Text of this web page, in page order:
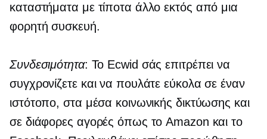
καταστήματα με τίποτα άλλο εκτός από μια
φορητή συσκευή.
Συνδεσιμότητα: Το Ecwid σάς επιτρέπει να
συγχρονίζετε και να πουλάτε εύκολα σε έναν
ιστότοπο, στα μέσα κοινωνικής δικτύωσης και
σε διάφορες αγορές όπως το Amazon και το